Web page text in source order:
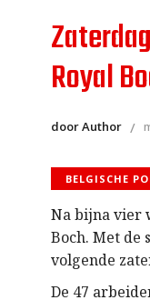
Royal
door Author
BELGISCHE
Na bijna vier
Boch. Met de
volgende
De 47